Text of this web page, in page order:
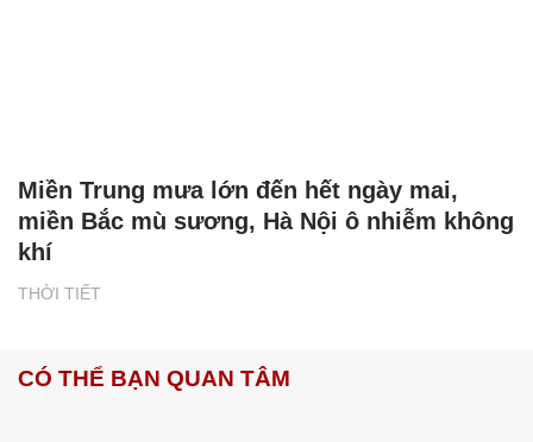
THỜI TIẾT
Miền Trung mưa lớn đến hết ngày mai,
miền Bắc mù sương, Hà Nội ô nhiễm không
khí
CÓ THỂ BẠN QUAN TÂM